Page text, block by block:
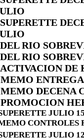
SUPERETTE
DEL RIO
DEL RIO
ACTIVACION DE
MEMO
MEMO DECENA
PROMOCION
JULIO
CONTROLES
JULIO